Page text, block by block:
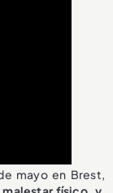
mayo en Brest,